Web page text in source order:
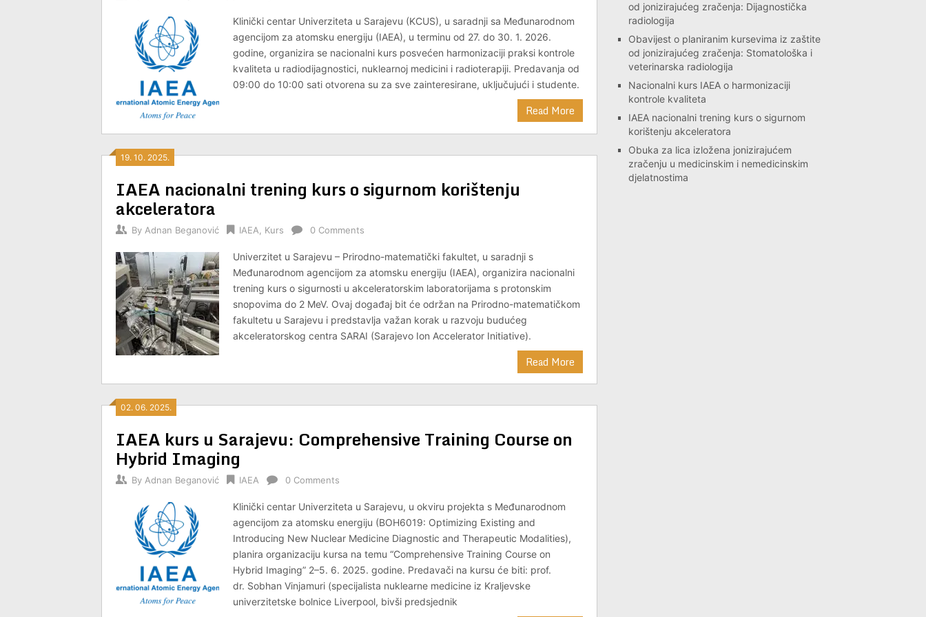
Klinički centar Univerziteta u Sarajevu (KCUS), u saradnji sa Međunarodnom
agencijom za atomsku energiju (IAEA), u terminu od 27. do 30. 1. 2026.
godine, organizira se nacionalni kurs posvećen harmonizaciji praksi kontrole
kvaliteta u radiodijagnostici, nuklearnoj medicini i radioterapiji. Predavanja od
09:00 do 10:00 sati otvorena su za sve zainteresirane, uključujući i studente.
Read More
19. 10. 2025.
IAEA nacionalni trening kurs o sigurnom korištenju
akceleratora
By Adnan Beganović IAEA Kurs 0 Comments
Univerzitet u Sarajevu – Prirodno-matematički fakultet, u saradnji s
Međunarodnom agencijom za atomsku energiju (IAEA), organizira nacionalni
trening kurs o sigurnosti u akceleratorskim laboratorijama s protonskim
snopovima do 2 MeV. Ovaj događaj bit će održan na Prirodno-matematičkom
fakultetu u Sarajevu i predstavlja važan korak u razvoju budućeg
akceleratorskog centra SARAI (Sarajevo Ion Accelerator Initiative).
Read More
02. 06. 2025.
IAEA kurs u Sarajevu: Comprehensive Training Course on
Hybrid Imaging
By Adnan Beganović IAEA 0 Comments
Klinički centar Univerziteta u Sarajevu, u okviru projekta s Međunarodnom
agencijom za atomsku energiju (BOH6019: Optimizing Existing and
Introducing New Nuclear Medicine Diagnostic and Therapeutic Modalities),
planira organizaciju kursa na temu “Comprehensive Training Course on
Hybrid Imaging” 2–5. 6. 2025. godine. Predavači na kursu će biti: prof.
dr. Sobhan Vinjamuri (specijalista nuklearne medicine iz Kraljevske
univerzitetske bolnice Liverpool, bivši predsjednik
od jonizirajućeg zračenja: Dijagnostička
radiologija
Obavijest o planiranim kursevima iz zaštite
od jonizirajućeg zračenja: Stomatološka i
veterinarska radiologija
Nacionalni kurs IAEA o harmonizaciji
kontrole kvaliteta
IAEA nacionalni trening kurs o sigurnom
korištenju akceleratora
Obuka za lica izložena jonizirajućem
zračenju u medicinskim i nemedicinskim
djelatnostima